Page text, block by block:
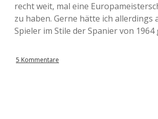
recht weit, mal eine
zu haben. Gerne hätte ich allerdings
Spieler im Stile der Spanier von 1964
5 Kommentare